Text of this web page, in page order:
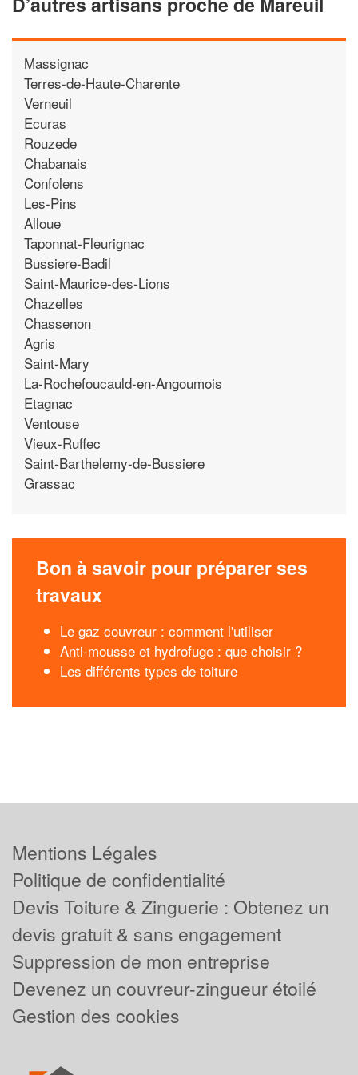
Massignac
Terres-de-Haute-Charente
Verneuil
Ecuras
Rouzede
Chabanais
Confolens
Les-Pins
Alloue
Taponnat-Fleurignac
Bussiere-Badil
Saint-Maurice-des-Lions
Chazelles
Chassenon
Agris
Saint-Mary
La-Rochefoucauld-en-Angoumois
Etagnac
Ventouse
Vieux-Ruffec
Saint-Barthelemy-de-Bussiere
Grassac
Bon à savoir pour préparer ses
travaux
Le gaz couvreur : comment l'utiliser
Anti-mousse et hydrofuge : que choisir ?
Les différents types de toiture
Mentions Légales
Politique de confidentialité
Devis Toiture & Zinguerie : Obtenez un
devis gratuit & sans engagement
Suppression de mon entreprise
Devenez un couvreur-zingueur étoilé
Gestion des cookies